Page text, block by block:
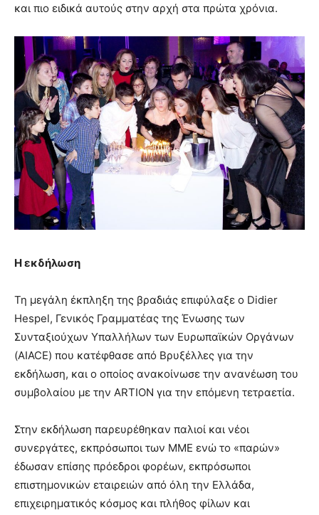
και πιο ειδικά αυτούς στην αρχή στα πρώτα χρόνια.
Η εκδήλωση
Τη μεγάλη έκπληξη της βραδιάς επιφύλαξε ο Didier
Hespel, Γενικός Γραμματέας της Ένωσης των
Συνταξιούχων Υπαλλήλων των Ευρωπαϊκών Οργάνων
(AIACE) που κατέφθασε από Βρυξέλλες για την
εκδήλωση, και ο οποίος ανακοίνωσε την ανανέωση του
συμβολαίου με την ARTION για την επόμενη τετραετία.
Στην εκδήλωση παρευρέθηκαν παλιοί και νέοι
συνεργάτες, εκπρόσωποι των ΜΜΕ ενώ το «παρών»
έδωσαν επίσης πρόεδροι φορέων, εκπρόσωποι
επιστημονικών εταιρειών από όλη την Ελλάδα,
επιχειρηματικός κόσμος και πλήθος φίλων και